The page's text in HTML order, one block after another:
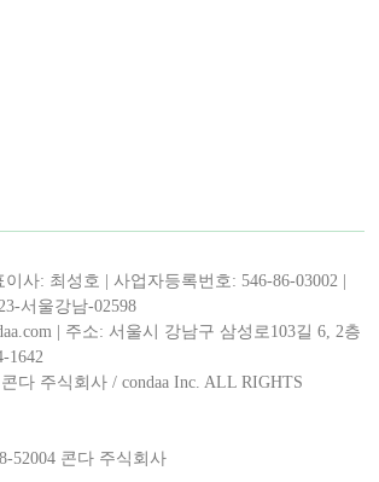
사: 최성호 | 사업자등록번호: 546-86-03002 |
서울강남-02598
| 주소: 서울시 강남구 삼성로103길 6, 2층
1642
콘다 주식회사 / condaa Inc. ALL RIGHTS
52004 콘다 주식회사